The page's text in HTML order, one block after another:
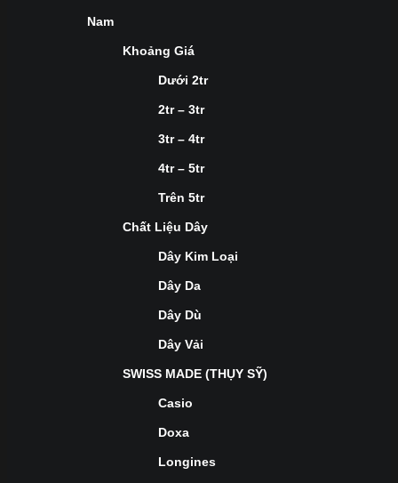
Nam
Khoảng Giá
Dưới 2tr
2tr – 3tr
3tr – 4tr
4tr – 5tr
Trên 5tr
Chất Liệu Dây
Dây Kim Loại
Dây Da
Dây Dù
Dây Vải
SWISS MADE (THỤY SỸ)
Casio
Doxa
Longines